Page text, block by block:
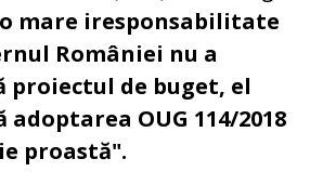
mare iresponsabilitate
României nu a
proiectul de buget, el
adoptarea OUG 114/2018
proastă".